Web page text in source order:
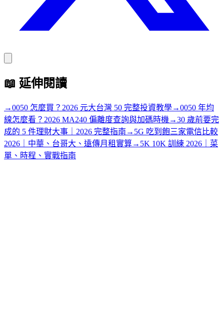
📖 延伸閱讀
→0050 怎麼買？2026 元大台灣 50 完整投資教學→0050 年均
線怎麼看？2026 MA240 偏離度查詢與加碼時機 →30 歲前要完
成的 5 件理財大事｜2026 完整指南 → 5G 吃到飽三家電信比較
2026｜中華、台哥大、遠傳月租實算→ 5K 10K 訓練 2026｜菜
單、時程、實戰指南